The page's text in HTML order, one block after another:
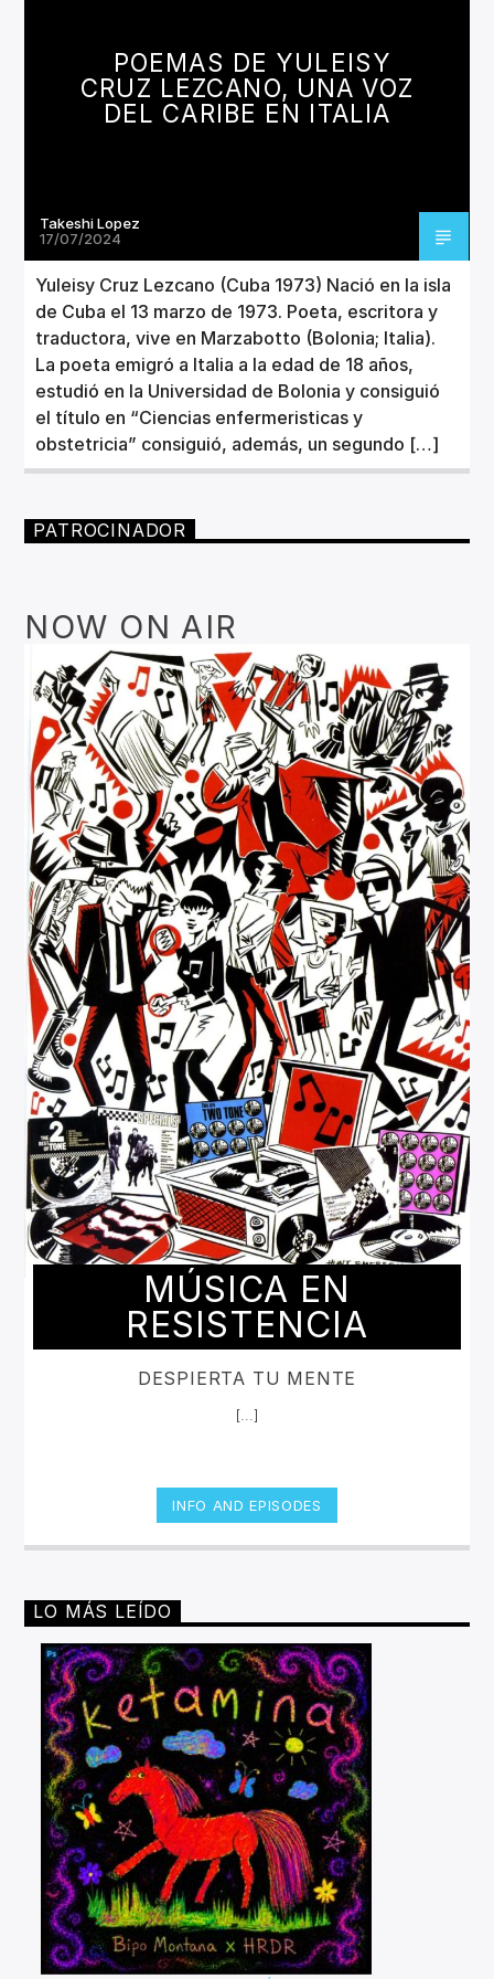
Invencible Radio
POEMAS DE YULEISY
CRUZ LEZCANO, UNA VOZ
DEL CARIBE EN ITALIA
Takeshi Lopez
17/07/2024
Yuleisy Cruz Lezcano (Cuba 1973) Nació en la isla
de Cuba el 13 marzo de 1973. Poeta, escritora y
traductora, vive en Marzabotto (Bolonia; Italia).
La poeta emigró a Italia a la edad de 18 años,
estudió en la Universidad de Bolonia y consiguió
el título en “Ciencias enfermeristicas y
obstetricia” consiguió, además, un segundo […]
PATROCINADOR
NOW ON AIR
MÚSICA EN
RESISTENCIA
DESPIERTA TU MENTE
[...]
INFO AND EPISODES
LO MÁS LEÍDO